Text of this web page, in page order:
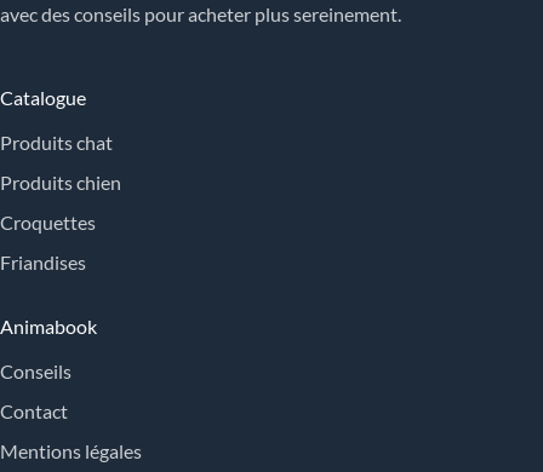
avec des conseils pour acheter plus sereinement.
Catalogue
Produits chat
Produits chien
Croquettes
Friandises
Animabook
Conseils
Contact
Mentions légales